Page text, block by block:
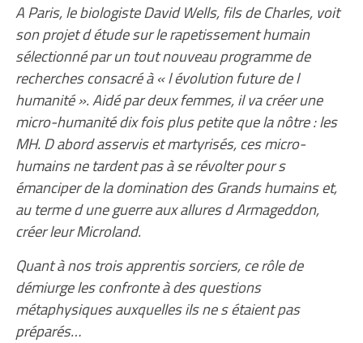
A Paris, le biologiste David Wells, fils de Charles, voit
son projet d étude sur le rapetissement humain
sélectionné par un tout nouveau programme de
recherches consacré à « l évolution future de l
humanité ». Aidé par deux femmes, il va créer une
micro-humanité dix fois plus petite que la nôtre : les
MH. D abord asservis et martyrisés, ces micro-
humains ne tardent pas à se révolter pour s
émanciper de la domination des Grands humains et,
au terme d une guerre aux allures d Armageddon,
créer leur Microland.
Quant à nos trois apprentis sorciers, ce rôle de
démiurge les confronte à des questions
métaphysiques auxquelles ils ne s étaient pas
préparés…